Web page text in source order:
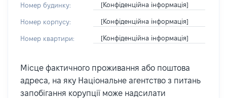
Номер будинку: [Конфіденційна інформація]
Номер корпусу: [Конфіденційна інформація]
Номер квартири: [Конфіденційна інформація]
Місце фактичного проживання або поштова
адреса, на яку Національне агентство з питань
запобігання корупції може надсилати